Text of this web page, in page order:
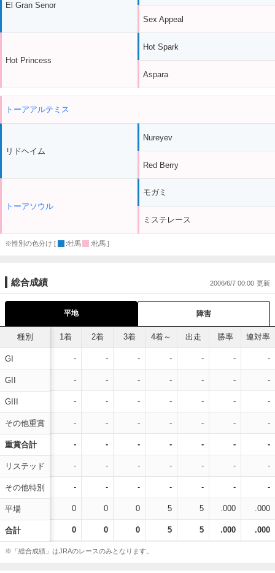
El Gran Senor
Hot Princess
Sex Appeal
Hot Spark
Aspara
トーアアルテミス
リドヘイム
トーアソウル
Nureyev
Red Berry
モガミ
ミステレース
※性別の色分け [ :牡馬 :牝馬 ]
総合成績 2006/6/7 00:00
平地 障害
種別
GI
GII
GIII
その他重賞
重賞合計
リステッド
その他特別
平場
合計
1着 2着 3着 4着～ 出走 勝率 連対率
- - - - - - -
- - - - - - -
- - - - - - -
- - - - - - -
- - - - - - -
- - - - - - -
- - - - - - -
0 0 0 5 5 .000 .000
0 0 0 5 5 .000 .000
※「総合成績」はJRAのレースのみとなります。